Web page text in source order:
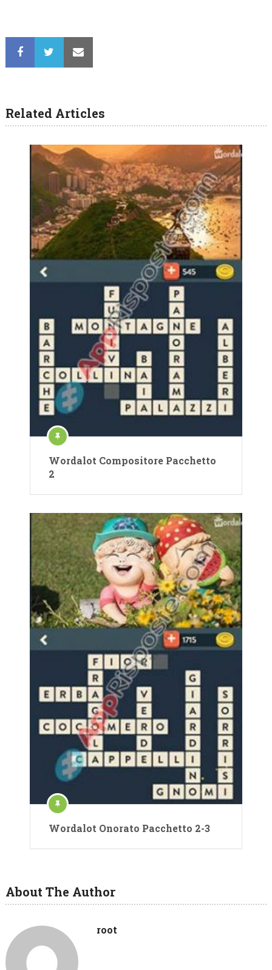
Related Articles
Wordalot Compositore Pacchetto
2
Wordalot Onorato Pacchetto 2-3
About The Author
root